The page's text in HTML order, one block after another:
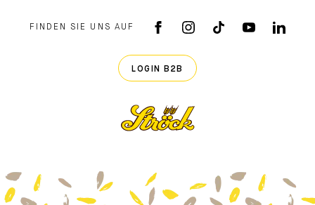
FINDEN SIE UNS AUF
FACEBOOK APP
INSTAGRAM
TIKTOKYOUTUBE
LOGIN B2B